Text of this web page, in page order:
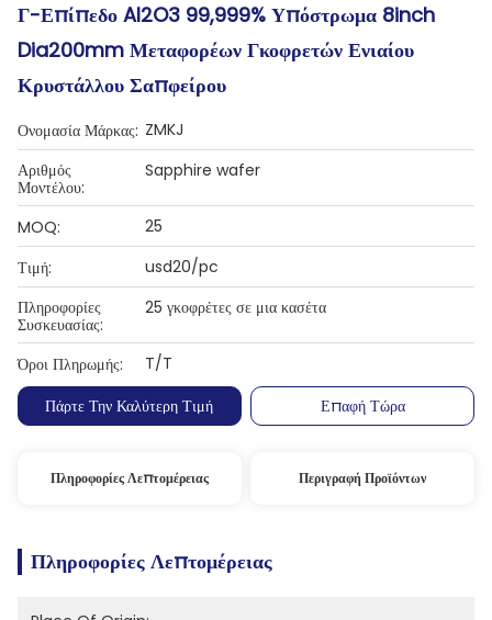
Γ-Επίπεδο Al2O3 99,999% Υπόστρωμα 8inch
Dia200mm Μεταφορέων Γκοφρετών Ενιαίου
Κρυστάλλου Σαπφείρου
Ονομασία Μάρκας: ZMKJ
Αριθμός
Μοντέλου:
Sapphire wafer
MOQ:
25
Τιμή:
usd20/pc
Πληροφορίες
Συσκευασίας:
25 γκοφρέτες σε μια κασέτα
Όροι Πληρωμής:
T/T
Πάρτε Την Καλύτερη Τιμή
Επαφή Τώρα
Πληροφορίες Λεπτομέρειας Περιγραφή Προϊόντων
Πληροφορίες Λεπτομέρειας